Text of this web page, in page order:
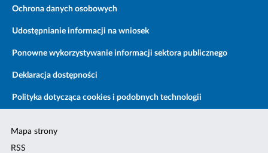
Ochrona danych osobowych
Udostępnianie informacji na wniosek
Ponowne wykorzystywanie informacji sektora publicznego
Deklaracja dostępności
Polityka dotycząca cookies i podobnych technologii
Mapa strony
RSS